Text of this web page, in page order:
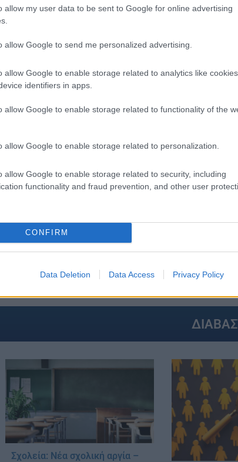
allow my user data to be sent to Google for online advertising
allow Google to send me personalized advertising.
allow Google to enable storage related to analytics like
identifiers in apps.
allow Google to enable storage related to functionality of the
allow Google to enable storage related to personalization.
allow Google to enable storage related to security, including
functionality and fraud prevention, and other user
CONFIRM
Data Deletion Data Access Privacy Policy
Ακολουθείστε
Tελευταίες Ειδήσεις για την
Στην Κατηγορία:
ΑΡΓΙΑ ΕΡΓΑΣΙΑ ΚΑΘΑΡΑ ΔΕΥΤΕΡΑ
Σχολεία: Νέα σχολική αργία –